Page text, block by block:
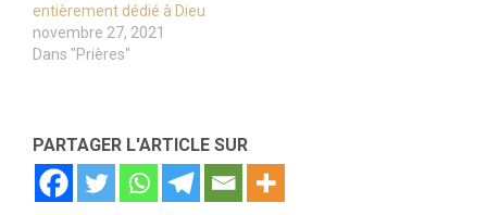
entièrement dédié à Dieu
novembre 27, 2021
Dans "Prières"
PARTAGER L'ARTICLE SUR